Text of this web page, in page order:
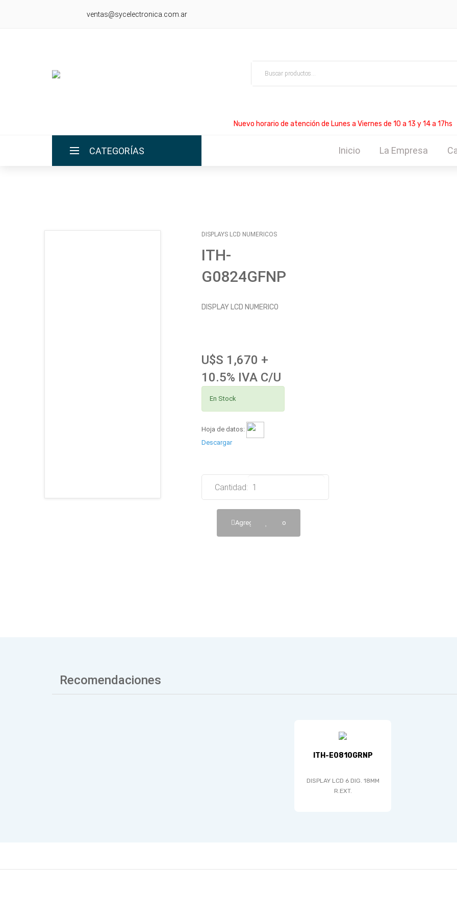
ventas@sycelectronica.com.ar
Nuevo horario de atención de Lunes a Viernes de 10 a 13 y 14 a 17hs
CATEGORÍAS Inicio La Empresa
DISPLAYS LCD NUMERICOS
ITH-
G0824GFNP
DISPLAY LCD NUMERICO
U$S 1,670 +
10.5% IVA C/U
En Stock
Hoja de datos:
Descargar
Cantidad:
Agregar al Carrito
Recomendaciones
ITH-E0810GRNP
DISPLAY LCD 6 DIG. 18MM
R.EXT.